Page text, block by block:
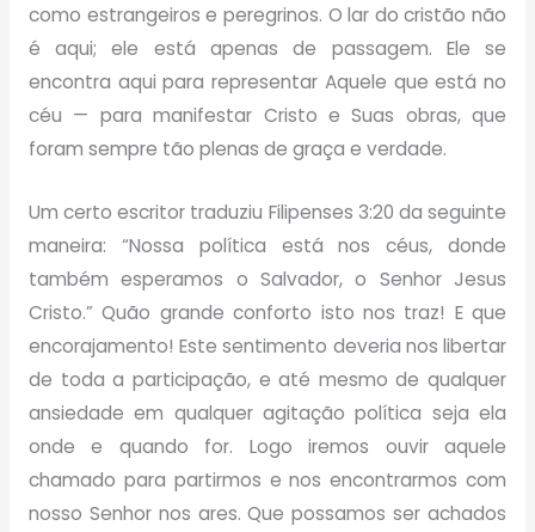
como estrangeiros e peregrinos. O lar do cristão não
é aqui; ele está apenas de passagem. Ele se
encontra aqui para representar Aquele que está no
céu — para manifestar Cristo e Suas obras, que
foram sempre tão plenas de graça e verdade.
Um certo escritor traduziu Filipenses 3:20 da seguinte
maneira: “Nossa política está nos céus, donde
também esperamos o Salvador, o Senhor Jesus
Cristo.” Quão grande conforto isto nos traz! E que
encorajamento! Este sentimento deveria nos libertar
de toda a participação, e até mesmo de qualquer
ansiedade em qualquer agitação política seja ela
onde e quando for. Logo iremos ouvir aquele
chamado para partirmos e nos encontrarmos com
nosso Senhor nos ares. Que possamos ser achados